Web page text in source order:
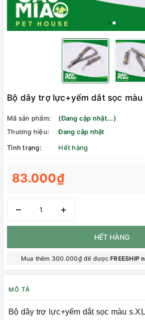
Bộ dây trợ lực+yếm dắt sọc màu
Mã sản phẩm:
(Đang cập nhật...)
Thương hiệu:
Đang cập nhật
Tình trạng:
Hết hàng
83.000₫
– +
HẾT HÀNG
Mua thêm 300.000₫ để đượcFREESHIP
MÔ TẢ
Bộ dây trợ lực+yếm dắt sọc màu